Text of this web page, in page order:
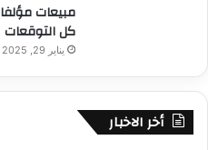
مبيعات
كل التوقعات
يناير 29, 2025
أخر الاخبار